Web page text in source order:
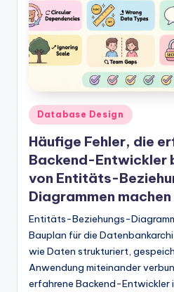
Posted
Database Design
Häufige Fehler, die
Backend-Entwickler
von Entitäts-
Diagrammen machen
Entitäts-Beziehungs-
Bauplan für die
wie Daten strukturiert,
Anwendung miteinander
erfahrene Backend-Entwickler